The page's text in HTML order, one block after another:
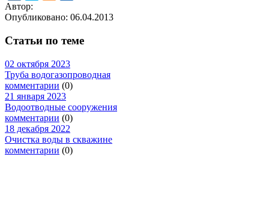
Автор:
Опубликовано: 06.04.2013
Статьи по теме
02 октября 2023
Труба водогазопроводная
комментарии (0)
21 января 2023
Водоотводные сооружения
комментарии (0)
18 декабря 2022
Очистка воды в скважине
комментарии (0)